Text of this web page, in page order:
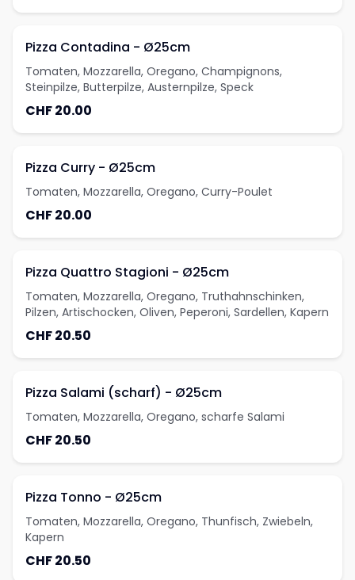
Pizza Contadina - Ø25cm
Tomaten, Mozzarella, Oregano, Champignons,
Steinpilze, Butterpilze, Austernpilze, Speck
CHF 20.00
Pizza Curry - Ø25cm
Tomaten, Mozzarella, Oregano, Curry-Poulet
CHF 20.00
Pizza Quattro Stagioni - Ø25cm
Tomaten, Mozzarella, Oregano, Truthahnschinken,
Pilzen, Artischocken, Oliven, Peperoni, Sardellen, Kapern
CHF 20.50
Pizza Salami (scharf) - Ø25cm
Tomaten, Mozzarella, Oregano, scharfe Salami
CHF 20.50
Pizza Tonno - Ø25cm
Tomaten, Mozzarella, Oregano, Thunfisch, Zwiebeln,
Kapern
CHF 20.50